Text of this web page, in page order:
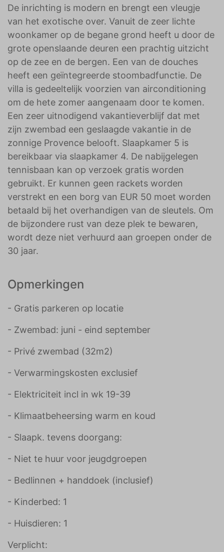
De inrichting is modern en brengt een vleugje
van het exotische over. Vanuit de zeer lichte
woonkamer op de begane grond heeft u door de
grote openslaande deuren een prachtig uitzicht
op de zee en de bergen. Een van de douches
heeft een geïntegreerde stoombadfunctie. De
villa is gedeeltelijk voorzien van airconditioning
om de hete zomer aangenaam door te komen.
Een zeer uitnodigend vakantieverblijf dat met
zijn zwembad een geslaagde vakantie in de
zonnige Provence belooft. Slaapkamer 5 is
bereikbaar via slaapkamer 4. De nabijgelegen
tennisbaan kan op verzoek gratis worden
gebruikt. Er kunnen geen rackets worden
verstrekt en een borg van EUR 50 moet worden
betaald bij het overhandigen van de sleutels. Om
de bijzondere rust van deze plek te bewaren,
wordt deze niet verhuurd aan groepen onder de
30 jaar.
Opmerkingen
- Gratis parkeren op locatie
- Zwembad: juni - eind september
- Privé zwembad (32m2)
- Verwarmingskosten exclusief
- Elektriciteit incl in wk 19-39
- Klimaatbeheersing warm en koud
- Slaapk. tevens doorgang:
- Niet te huur voor jeugdgroepen
- Bedlinnen + handdoek (inclusief)
- Kinderbed: 1
- Huisdieren: 1
Verplicht: